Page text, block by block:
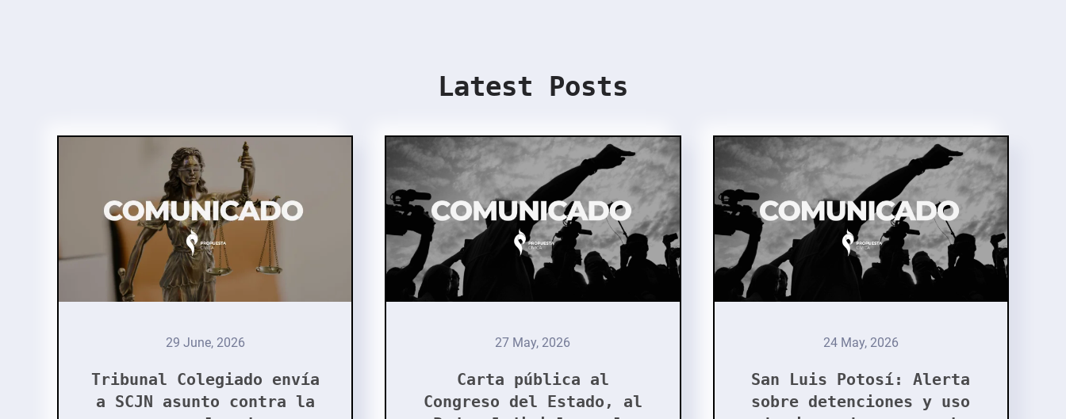
Latest Posts
29 June, 2026
Tribunal Colegiado envía
a SCJN asunto contra la
27 May, 2026
Carta pública al
Congreso del Estado, al
24 May, 2026
San Luis Potosí: Alerta
sobre detenciones y uso